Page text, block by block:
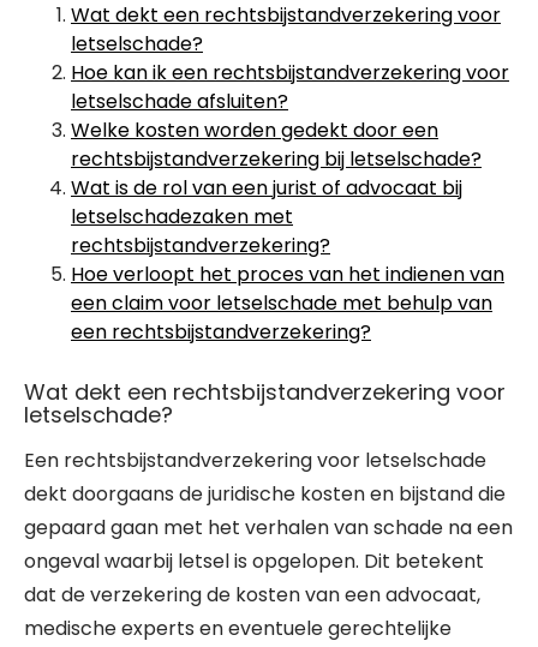
Wat dekt een rechtsbijstandverzekering voor
letselschade?
Hoe kan ik een rechtsbijstandverzekering voor
letselschade afsluiten?
Welke kosten worden gedekt door een
rechtsbijstandverzekering bij letselschade?
Wat is de rol van een jurist of advocaat bij
letselschadezaken met
rechtsbijstandverzekering?
Hoe verloopt het proces van het indienen van
een claim voor letselschade met behulp van
een rechtsbijstandverzekering?
Wat dekt een rechtsbijstandverzekering voor
letselschade?
Een rechtsbijstandverzekering voor letselschade
dekt doorgaans de juridische kosten en bijstand die
gepaard gaan met het verhalen van schade na een
ongeval waarbij letsel is opgelopen. Dit betekent
dat de verzekering de kosten van een advocaat,
medische experts en eventuele gerechtelijke